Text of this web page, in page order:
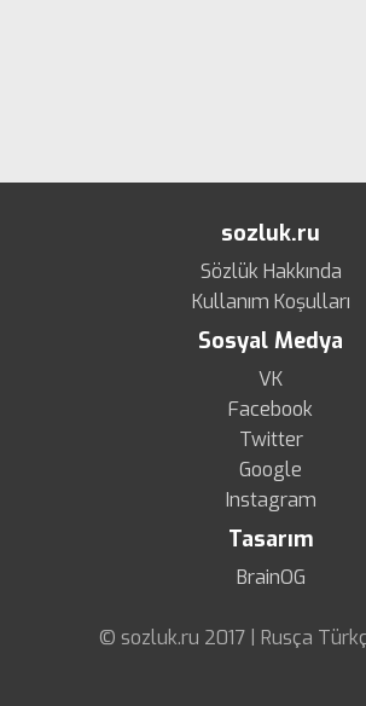
sozluk.ru
Sözlük Hakkında
Kullanım Koşulları
Sosyal Medya
VK
Facebook
Twitter
Google
Instagram
Tasarım
BrainOG
© sozluk.ru 2017 | Rusça